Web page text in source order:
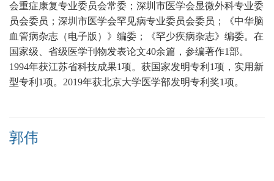
会重症康复专业委员会常委；深圳市医学会显微外科专业委
员会委员；深圳市医学会罕见病专业委员会委员；《中华脑
血管病杂志（电子版）》编委；《罕少疾病杂志》编委。 在
国家级、省级医学刊物发表论文40余篇，参编著作1部。
1994年获江苏省科技成果1项。获国家发明专利1项，实用新
型专利1项。2019年获北京大学医学部发明专利奖1项。
郭伟